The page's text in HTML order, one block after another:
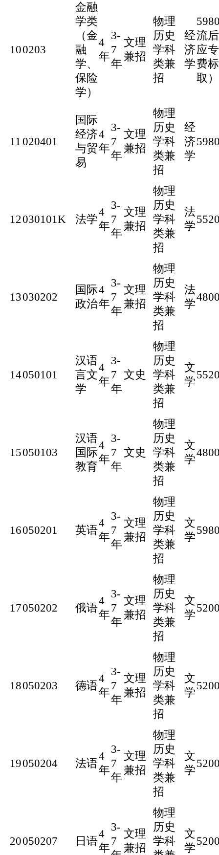
100203
金融
学类
（金
融
学、
保险
学）
4
年
3-
7
年
文理
兼招
物理
历史
学科
类兼
招
经
济
学
流
应
费
取）
11 020401
国际
经济
与贸
易
4
年
3-
7
年
文理
兼招
物理
历史
学科
类兼
招
经
济
学
12030101K 法学
4
年
3-
7
年
文理
兼招
物理
历史
学科
类兼
招
法
学
13030202
国际
政治
4
年
3-
7
年
文理
兼招
物理
历史
学科
类兼
招
法
学
14050101
汉语
言文
学
4
年
3-
7
年
文史
物理
历史
学科
类兼
招
文
学
15050103
汉语
国际
教育
4
年
3-
7
年
文史
物理
历史
学科
类兼
招
文
学
16050201 英语
4
年
3-
7
年
文理
兼招
物理
历史
学科
类兼
招
文
学
17050202 俄语
4
年
3-
7
年
文理
兼招
物理
历史
学科
类兼
招
文
学
18050203 德语
4
年
3-
7
年
文理
兼招
物理
历史
学科
类兼
招
文
学
19050204 法语
4
年
3-
7
年
文理
兼招
物理
历史
学科
类兼
招
文
学
20050207 日语
4
年
3-
7
文理
兼招
物理
历史
学科
文
学